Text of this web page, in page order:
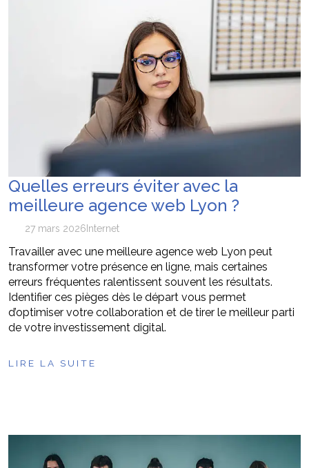
Quelles erreurs éviter avec la
meilleure agence web Lyon ?
27 mars 2026 Internet
Travailler avec une meilleure agence web Lyon peut
transformer votre présence en ligne, mais certaines
erreurs fréquentes ralentissent souvent les résultats.
Identifier ces pièges dès le départ vous permet
d’optimiser votre collaboration et de tirer le meilleur parti
de votre investissement digital.
LIRE LA SUITE